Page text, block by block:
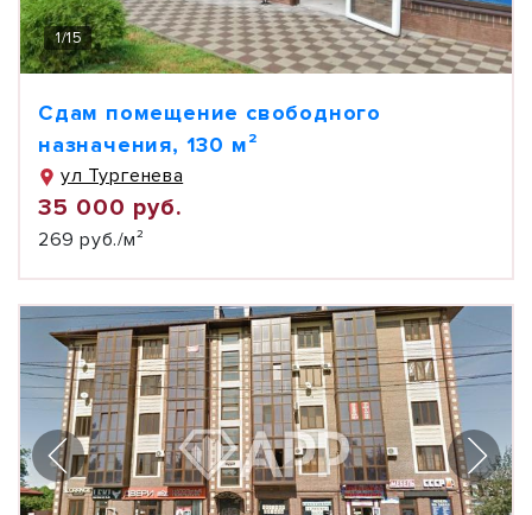
1/15
Сдам помещение свободного
назначения, 130 м²
ул Тургенева
35 000 руб.
269 руб./м²